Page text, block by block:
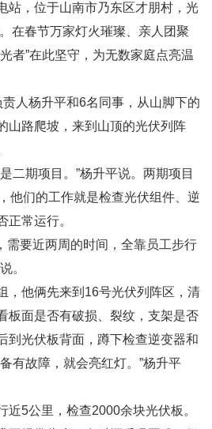
站，位于山南市乃东区才朋村，光
在春节万家灯火璀璨、亲人团聚
者”在此坚守，为无数家庭点亮温
责人杨升平和6名同事，从山脚下的
山路爬坡，来到山顶的光伏列阵
二期项目。”杨升平说。两期项目
他们的工作就是检查光伏组件、逆
正常运行。
需要近两周的时间，全靠员工步行
。
，他俩先来到16号光伏列阵区，清
板面是否有破损、裂纹，支架是否
到光伏板背面，蹲下检查逆变器和
有故障，就会亮红灯。”杨升平
近5公里，检查2000余块光伏板。